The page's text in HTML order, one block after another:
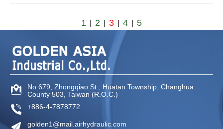
1 2 3 4 5
No.679, Zhongqiao St., Huatan Township, Changhua
County 503, Taiwan (R.O.C.)
+886-4-7878772
golden1@mail.airhydraulic.com